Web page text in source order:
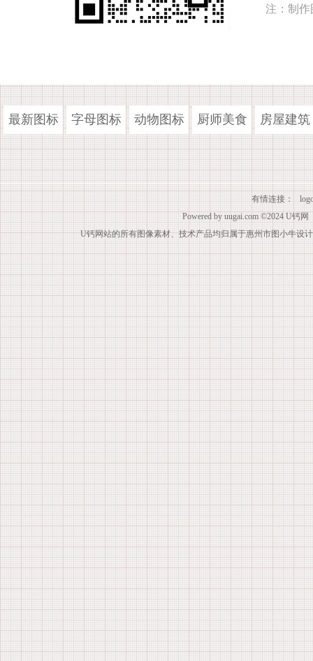
注：制作
最新图标 字母图标 动物图标 厨师美食 房屋建筑
有情连接：
Powered by uugai.com ©2024 U钙网
U钙网站的所有图像素材、技术产品均归属于惠州市图小牛设